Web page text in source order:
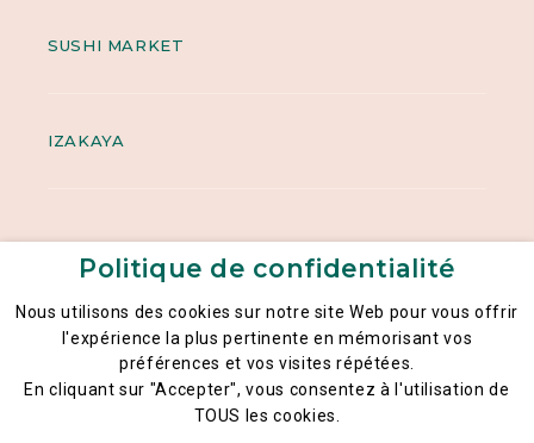
SUSHI MARKET
IZAKAYA
Mentions légales
Politique générale de la confidentialité des données
Politique de confidentialité
Nous utilisons des cookies sur notre site Web pour vous offrir
l'expérience la plus pertinente en mémorisant vos
préférences et vos visites répétées.
En cliquant sur "Accepter", vous consentez à l'utilisation de
TOUS les cookies.